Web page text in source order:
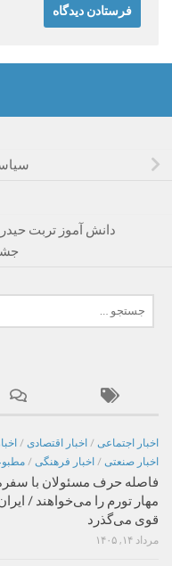
دانش آموز تربت
برای:
اخبار اجتماعی / اخبار اقتصادی /
اخبار صنعتی / اخبار فرهنگی /
فاصله حرف مسئولان با
مهار تورم را می‌خواهند /
قوی می‌گذرد
مرداد ۱۴, ۱۴۰۵